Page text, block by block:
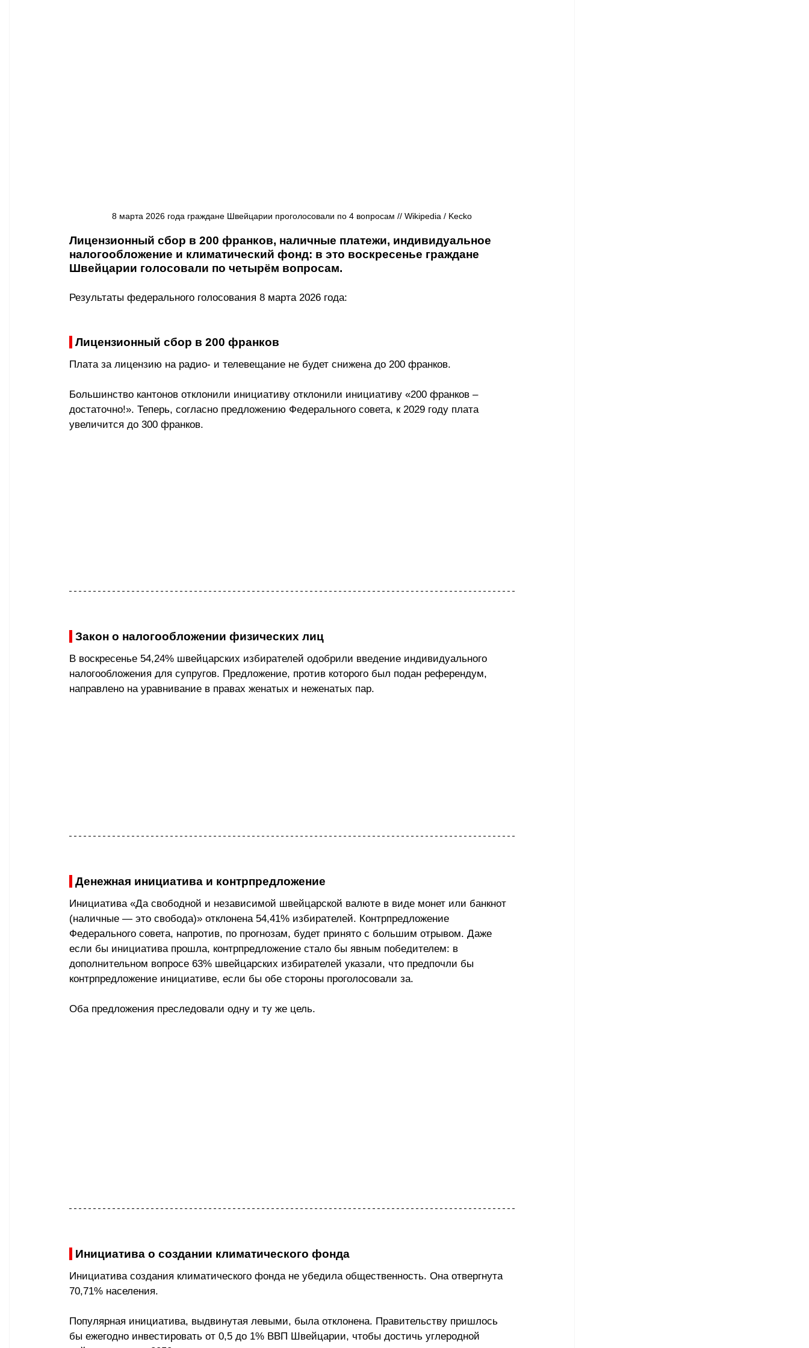
8 марта 2026 года граждане Швейцарии проголосовали по 4 вопросам // Wikipedia / Kecko
Лицензионный сбор в 200 франков, наличные платежи, индивидуальное
налогообложение и климатический фонд: в это воскресенье граждане
Швейцарии голосовали по четырём вопросам.
Результаты федерального голосования 8 марта 2026 года:
Лицензионный сбор в 200 франков
Плата за лицензию на радио- и телевещание не будет снижена до 200 франков.
Большинство кантонов отклонили инициативу отклонили инициативу «200 франков –
достаточно!». Теперь, согласно предложению Федерального совета, к 2029 году плата
увеличится до 300 франков.
Закон о налогообложении физических лиц
В воскресенье 54,24% швейцарских избирателей одобрили введение индивидуального
налогообложения для супругов. Предложение, против которого был подан референдум,
направлено на уравнивание в правах женатых и неженатых пар.
Денежная инициатива и контрпредложение
Инициатива «Да свободной и независимой швейцарской валюте в виде монет или банкнот
(наличные — это свобода)» отклонена 54,41% избирателей. Контрпредложение
Федерального совета, напротив, по прогнозам, будет принято с большим отрывом. Даже
если бы инициатива прошла, контрпредложение стало бы явным победителем: в
дополнительном вопросе 63% швейцарских избирателей указали, что предпочли бы
контрпредложение инициативе, если бы обе стороны проголосовали за.
Оба предложения преследовали одну и ту же цель.
Инициатива о создании климатического фонда
Инициатива создания климатического фонда не убедила общественность. Она отвергнута
70,71% населения.
Популярная инициатива, выдвинутая левыми, была отклонена. Правительству пришлось
бы ежегодно инвестировать от 0,5 до 1% ВВП Швейцарии, чтобы достичь углеродной